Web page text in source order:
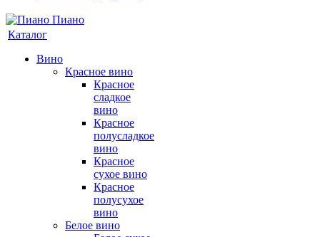
Каталог
Вино
Красное вино
Красное
сладкое
вино
Красное
полусладкое
вино
Красное
сухое вино
Красное
полусухое
вино
Белое вино